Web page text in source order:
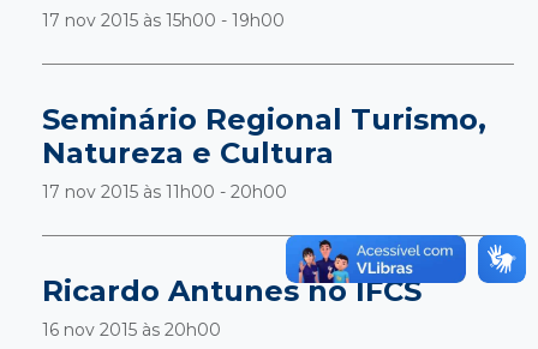
17 nov 2015 às 15h00 - 19h00
Seminário Regional Turismo,
Natureza e Cultura
17 nov 2015 às 11h00 - 20h00
Ricardo Antunes no IFCS
16 nov 2015 às 20h00